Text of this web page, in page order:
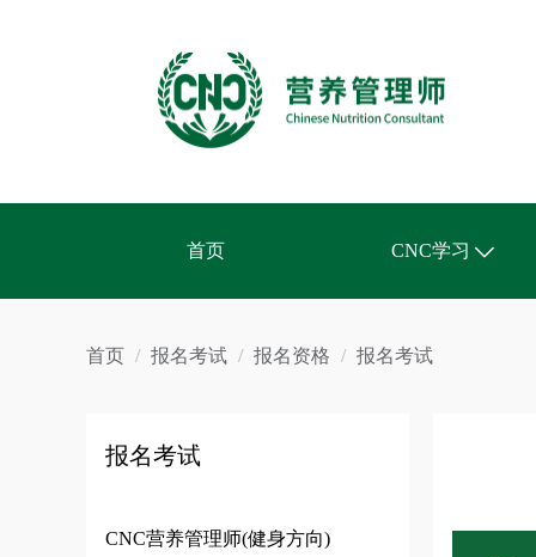
首页 CNC学习
首页 / 报名考试 / 报名资格 / 报名考试
报名考试
CNC营养管理师(健身方向)